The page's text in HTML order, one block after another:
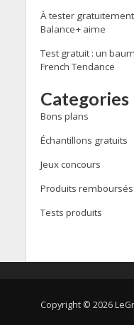
À tester
Balance+ aime
Test gratuit : un
French Tendance
Categories
Bons plans
Échantillons gratuits
Jeux concours
Produits remboursés
Tests produits
Copyright © 2026